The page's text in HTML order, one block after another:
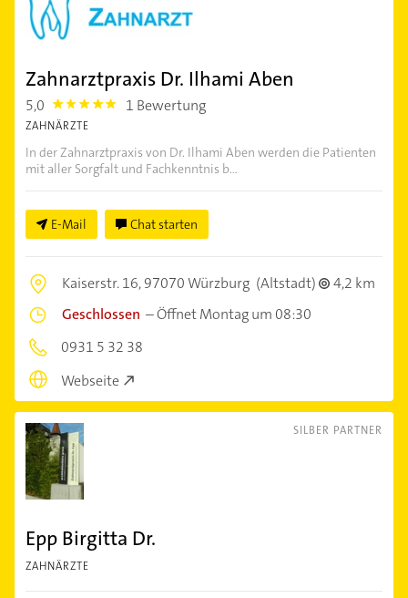
Zahnarztpraxis Dr. Ilhami Aben
5,0 5.0 1 Bewertung
ZAHNÄRZTE
In der Zahnarztpraxis von Dr. Ilhami Aben werden die Patienten
mit aller Sorgfalt und Fachkenntnis b...
E-Mail Chat starten
Kaiserstr. 16,97070 Würzburg (Altstadt)
4,2 km
Geschlossen –Öffnet Montag um 08:30
0931 5 32 38
Webseite
SILBER PARTNER
Epp Birgitta Dr.
ZAHNÄRZTE